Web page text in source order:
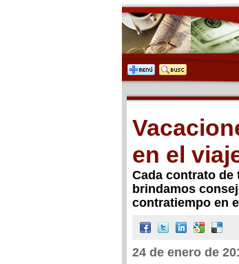
en el
Cada contrato
brindamos
contratiempo en
24 de enero de